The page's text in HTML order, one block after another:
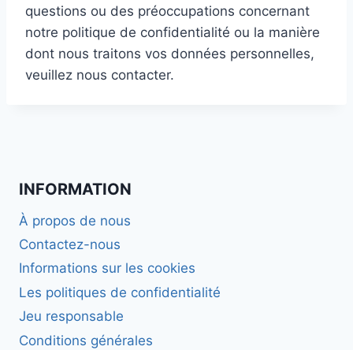
questions ou des préoccupations concernant
notre politique de confidentialité ou la manière
dont nous traitons vos données personnelles,
veuillez nous contacter.
INFORMATION
À propos de nous
Contactez-nous
Informations sur les cookies
Les politiques de confidentialité
Jeu responsable
Conditions générales